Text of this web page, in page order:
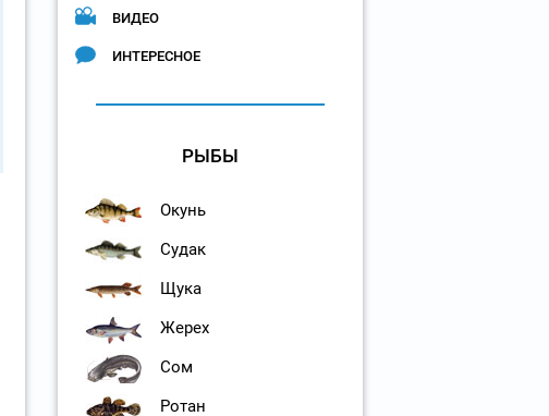
ВИДЕО
ИНТЕРЕСНОЕ
РЫБЫ
Окунь
Судак
Щука
Жерех
Сом
Ротан